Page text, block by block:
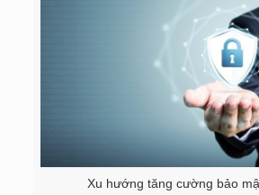
Xu hướng tăng cường bảo